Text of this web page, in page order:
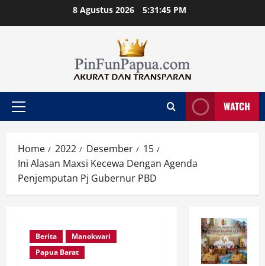
8 Agustus 2026 5:31:45 PM
Primary
WATCH
Home 2022 Desember
15
Ini Alasan Maxsi Kecewa Dengan Agenda
Penjemputan Pj Gubernur PBD
Berita
Manokwari
Papua Barat